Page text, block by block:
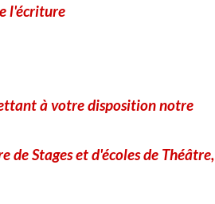
à l’évènement
Municipale Elise et Célestin Freinet
l'écriture
à votre disposition notre
Stages et d'écoles de Théâtre,